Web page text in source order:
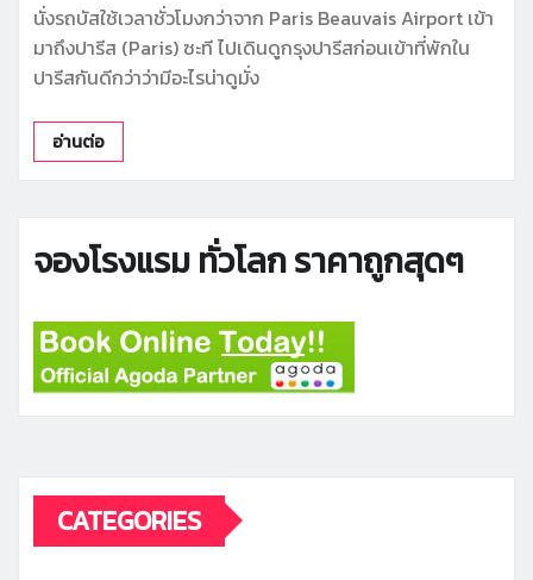
นั่งรถบัสใช้เวลาชั่วโมงกว่าจาก Paris Beauvais Airport เข้า
มาถึงปารีส (Paris) ซะที ไปเดินดูกรุงปารีสก่อนเข้าที่พักใน
ปารีสกันดีกว่าว่ามีอะไรน่าดูมั่ง
อ่านต่อ
จองโรงแรม ทั่วโลก ราคาถูกสุดๆ
CATEGORIES